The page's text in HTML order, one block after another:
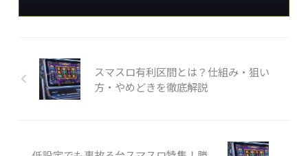
スマスロ有利区間とは？仕組み・狙い
方・やめどきを徹底解説